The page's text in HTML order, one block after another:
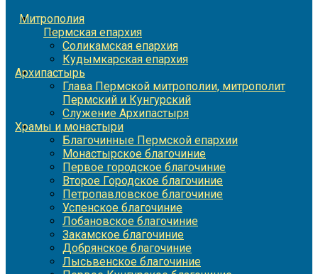
Митрополия
Пермская епархия
Соликамская епархия
Кудымкарская епархия
Архипастырь
Глава Пермской митрополии, митрополит
Пермский и Кунгурский
Служение Архипастыря
Храмы и монастыри
Благочинные Пермской епархии
Монастырское благочиние
Первое городское благочиние
Второе Городское благочиние
Петропавловское благочиние
Успенское благочиние
Лобановское благочиние
Закамское благочиние
Добрянское благочиние
Лысьвенское благочиние